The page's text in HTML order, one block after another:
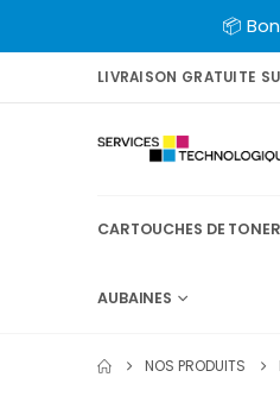
📦
LIVRAISON GRATUITE
CARTOUCHES DE TONER
AUBAINES
NOS PRODUITS